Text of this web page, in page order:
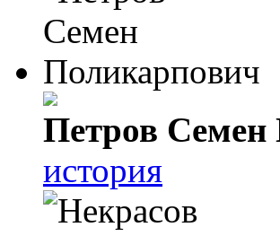
Петров Семен
история